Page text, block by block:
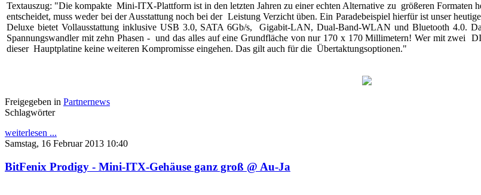
Textauszug: "Die kompakte Mini-ITX-Plattform ist in den letzten Jahren zu einer echten Alternative zu größeren
entscheidet, muss weder bei der Ausstattung noch bei der Leistung Verzicht üben. Ein Paradebeispiel hierfür ist unser
Deluxe bietet Vollausstattung inklusive USB 3.0, SATA 6Gb/s, Gigabit-LAN, Dual-Band-WLAN und Bluetooth 4.0.
Spannungswandler mit zehn Phasen - und das alles auf eine Grundfläche von nur 170 x 170 Millimetern! Wer mit zwei
dieser Hauptplatine keine weiteren Kompromisse eingehen. Das gilt auch für die Übertaktungsoptionen."
Freigegeben in Partnernews
Schlagwörter
weiterlesen ...
Samstag, 16 Februar 2013 10:40
BitFenix Prodigy - Mini-ITX-Gehäuse ganz groß @ Au-Ja